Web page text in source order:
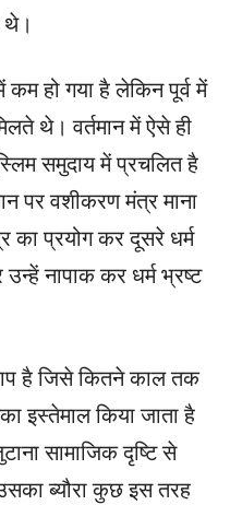
थे।
कम हो गया है लेकिन पूर्व में
थे। वर्तमान में ऐसे ही
समुदाय में प्रचलित है
पर वशीकरण मंत्र माना
का प्रयोग कर दूसरे धर्म
नापाक कर धर्म भ्रष्ट
है जिसे कितने काल तक
इस्तेमाल किया जाता है
सामाजिक दृष्टि से
ब्यौरा कुछ इस तरह